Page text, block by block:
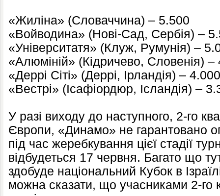
«Жиліна» (Словаччина) – 5.500
«Войводина» (Нові-Сад, Сербія) –
«Університатя» (Клуж, Румунія) –
«Алюміній» (Кідричево, Словенія) –
«Деррі Сіті» (Деррі, Ірландія) – 4.000
«Вестрі» (Ісафіордюр, Ісландія) –
У разі виходу до наступного, 2-го
Європи, «Динамо» не гарантовано
під час жеребкування цієї стадії
відбудеться 17 червня. Багато що
здобуде національний Кубок в
можна сказати, що учасниками 2-го